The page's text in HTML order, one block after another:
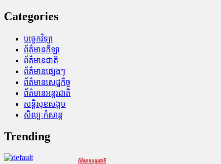
Categories
បច្ចេកវិទ្យា
ព័ត៌មានកីឡា
ព័ត៌មានជាតិ
ព័ត៌មានផ្សេងៗ
ព័ត៌មានសេដ្ឋកិច្ច
ព័ត៌មានអន្តរជាតិ
សន្តិសុខសង្គម
សិល្បៈកំសាន្ត
Trending
ព័ត៌មានអន្តរជាតិ